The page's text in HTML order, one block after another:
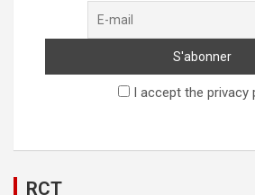
I accept the privacy
RCT